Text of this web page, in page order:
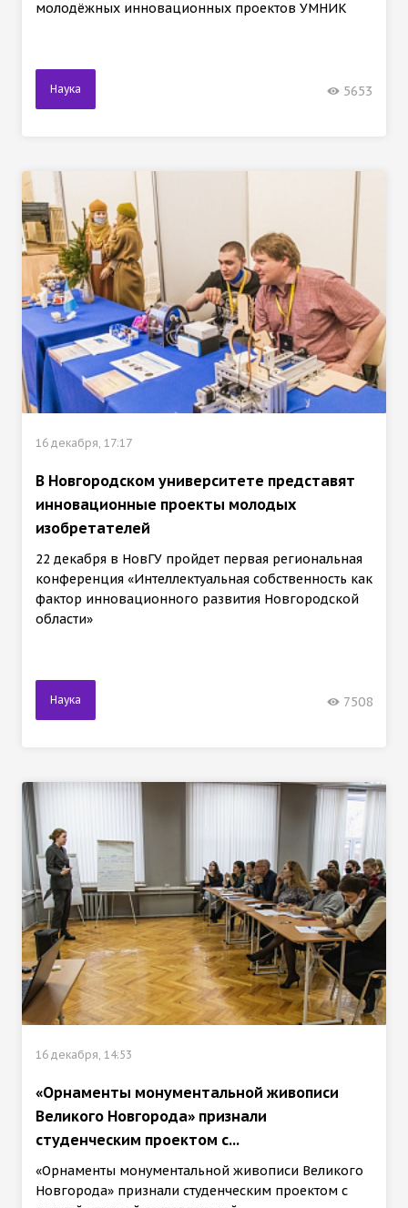
молодёжных инновационных проектов УМНИК
Наука 5653
16 декабря, 17:17
В Новгородском университете представят
инновационные проекты молодых
изобретателей
22 декабря в НовГУ пройдет первая региональная
конференция «Интеллектуальная собственность как
фактор инновационного развития Новгородской
области»
Наука 7508
16 декабря, 14:53
«Орнаменты монументальной живописи
Великого Новгорода» признали
студенческим проектом с...
«Орнаменты монументальной живописи Великого
Новгорода» признали студенческим проектом с